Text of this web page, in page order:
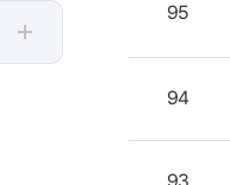
95
94